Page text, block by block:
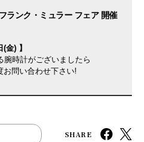
ランク・ミュラー フェア 開催
金) 】
腕時計がございましたら
お問い合わせ下さい!
SHARE